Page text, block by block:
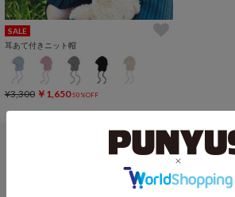
SALE
耳あて付きニット帽
¥3,300 ￥1,650 50%OFF